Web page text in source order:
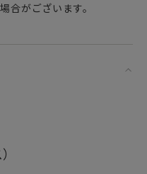
合がございます。